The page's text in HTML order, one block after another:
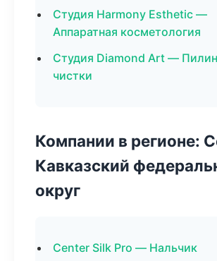
Студия Harmony Esthetic —
Аппаратная косметология
Студия Diamond Art —
чистки
Компании в регионе:
Кавказский
округ
Center Silk Pro — Нальчик